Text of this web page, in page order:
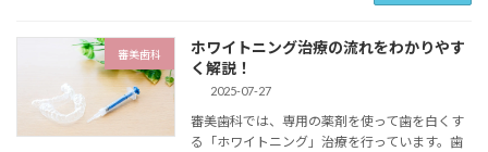
審美歯科
ホワイトニング治療の流れをわかりやす
く解説！
2025-07-27
審美歯科では、専用の薬剤を使って歯を白くす
る「ホワイトニング」治療を行っています。歯